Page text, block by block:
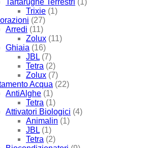
Tartarughe Terrestri (1)
Trixie (1)
(27)
Arredi (11)
Zolux (11)
Ghiaia (16)
JBL (7)
Tetra (2)
Zolux (7)
Acqua (22)
AntiAlghe (1)
Tetra (1)
Attivatori Biologici (4)
Animalin (1)
JBL (1)
Tetra (2)